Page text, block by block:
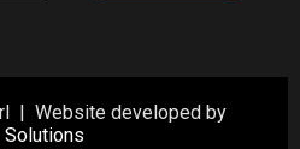
| Website developed by
Solutions